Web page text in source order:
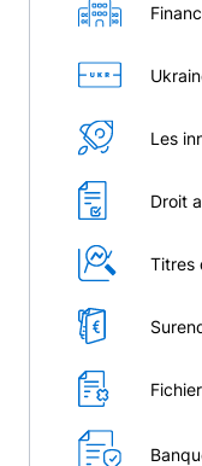
Les
Droit
Titres